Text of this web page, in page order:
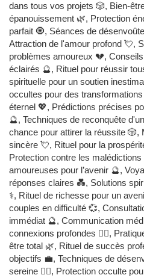
dans tous vos projets 🎲, Bien-
épanouissement 🌿, Protection
parfait 🧿, Séances de
Attraction de l'amour profond 💘,
problèmes amoureux 💔,
éclairés 🔮, Rituel pour réussir
spirituelle pour un soutien
occultes pour des
éternel 💖, Prédictions précises
🔮, Techniques de reconquête
chance pour attirer la réussite 🎲,
sincère 💘, Rituel pour la
Protection contre les
amoureuses pour l’avenir 🔮,
réponses claires 💑, Solutions
⚕️, Rituel de richesse pour un
couples en difficulté 💞,
immédiat 🔮, Communication
connexions profondes 🧙‍♂️,
être total 🌿, Rituel de succès
objectifs 💼, Techniques de
sereine 🧙‍♂️, Protection occulte